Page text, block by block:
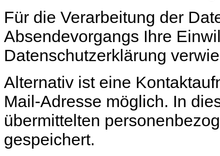
Für die Verarbeitung der
Absendevorgangs Ihre
Datenschutzerklärung
Alternativ ist eine
Mail-Adresse möglich. In
übermittelten
gespeichert.